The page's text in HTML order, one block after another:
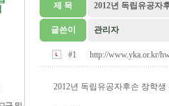
제 목 2012년 독립유공자
글쓴이 관리자
#1 http://www.yka.or.kr/
2012년 독립유공자후손 장학생